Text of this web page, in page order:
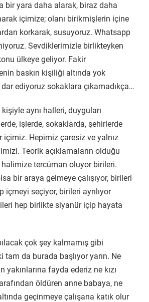
bir yara daha alarak, biraz daha
içimize; olanı birikmişlerin içine
korkarak, susuyoruz. Whatsapp
Sevdiklerimizle birlikteyken
ülkeye geliyor. Fakir
baskın kişiliği altında yok
ediyoruz sokaklara çıkamadıkça…
aynı halleri, duyguları
işlerde, sokaklarda, şehirlerde
içimiz. Hepimiz çaresiz ve yalnız
Teorik açıklamaların olduğu
halimize tercüman oluyor birileri.
bir araya gelmeye çalışıyor, birileri
içmeyi seçiyor, birileri ayrılıyor
hep birlikte siyanür içip hayata
çok şey kalmamış gibi
tam da burada başlıyor yarın. Ne
fayda ederiz ne kızı
öldüren anne babaya, ne
geçinmeye çalışana katık olur